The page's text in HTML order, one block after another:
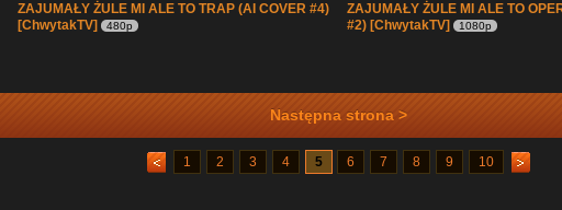
ZAJUMAŁY ŻULE MI ALE TO TRAP (AI COVER #4)
[ChwytakTV]
480p
ZAJUMAŁY ŻULE MI ALE TO
#2) [ChwytakTV]
1080p
Następna strona >
1 2 3 4 5 6 7 8 9 10